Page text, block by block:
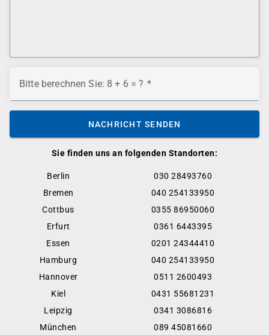
Sie finden uns an folgenden Standorten:
Berlin
030 28493760
Bremen
040 254133950
Cottbus
0355 86950060
Erfurt
0361 6443395
Essen
0201 24344410
Hamburg
040 254133950
Hannover
0511 2600493
Kiel
0431 55681231
Leipzig
0341 3086816
München
089 45081660
Bitte berechnen Sie: 8 + 6 = ?
NACHRICHT SENDEN